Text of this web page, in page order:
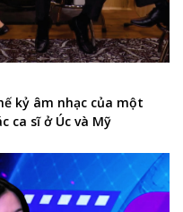
kỷ âm nhạc của một
ca sĩ ở Úc và Mỹ